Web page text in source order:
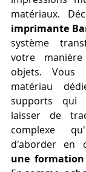
matériaux.
imprimante
système
votre
objets. Vous
matériau
supports qui
laisser de
complexe
d'aborder en
une